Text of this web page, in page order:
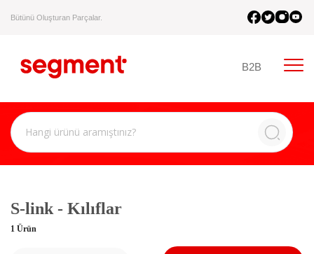
Bütünü Oluşturan Parçalar.
B2B
S-link - Kılıflar
1 Ürün